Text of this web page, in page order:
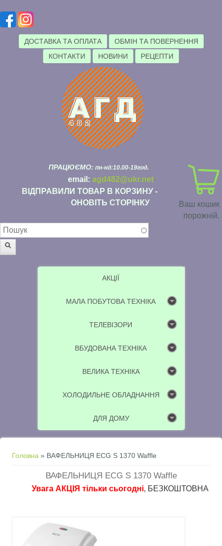
ДОСТАВКА ТА ОПЛАТА
ОБМІН ТА ПОВЕРНЕННЯ
КОНТАКТИ
НОВИНИ РЕЦЕПТИ
Ваш кошик
порожній.
ПРАЦЮЄМО: пн-нд:10.00-19год.
email: agd482@ukr.net
ВІДПРАВИЛИ ТОВАР В КОРЗИНУ -
ОНОВІТЬ СТОРІНКУ
Пошукова форма
АКЦІЇ
МАЛА ПОБУТОВА ТЕХНІКА
ТЕЛЕВІЗОРИ
ВБУДОВАНА ТЕХНІКА
ВЕЛИКА ТЕХНІКА
ХОЛОДИЛЬНЕ ОБЛАДНАННЯ
ДЛЯ ДОМУ
Ви є тут
Головна » ВАФЕЛЬНИЦЯ ECG S 1370 Waffle
ВАФЕЛЬНИЦЯ ECG S 1370 Waffle
Увага АКЦІЯ тільки сьогодні, БЕЗКОШТОВНА